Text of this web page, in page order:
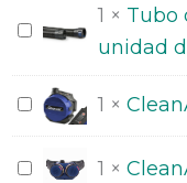
seguridad
40
Tubo
aire
rosca-
motor
1 × Tubo
unidad
CleanAIR
Basic
1 ×
CleanAIR
1 ×
cantidad